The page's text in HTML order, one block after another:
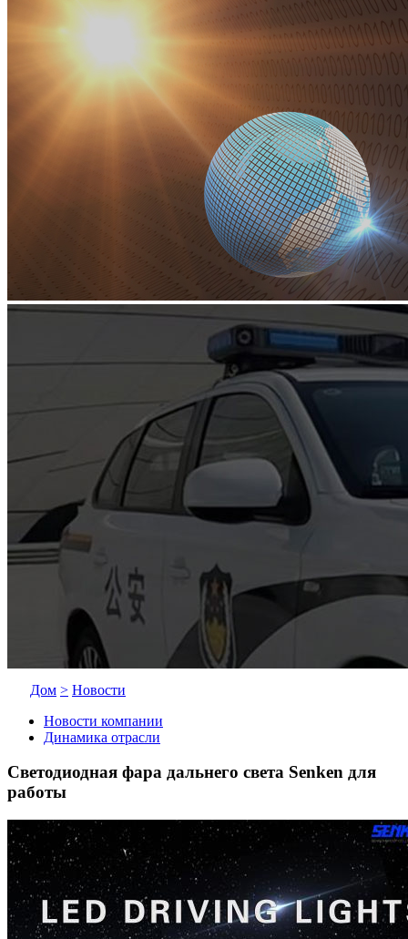
Дом > Новости
Новости компании
Динамика отрасли
Светодиодная фара дальнего света Senken для
работы